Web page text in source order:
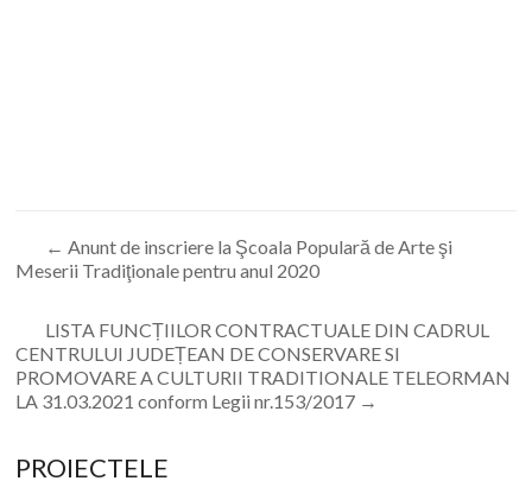
← Anunt de inscriere la Şcoala Populară de Arte şi
Meserii Tradiţionale pentru anul 2020
LISTA FUNCȚIILOR CONTRACTUALE DIN CADRUL
CENTRULUI JUDEȚEAN DE CONSERVARE SI
PROMOVARE A CULTURII TRADITIONALE TELEORMAN
LA 31.03.2021 conform Legii nr.153/2017 →
PROIECTELE